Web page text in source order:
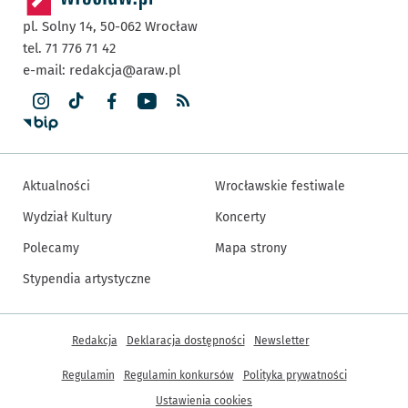
pl. Solny 14, 50-062 Wrocław
tel. 71 776 71 42
e-mail: redakcja@araw.pl
Aktualności
Wydział Kultury
Polecamy
Stypendia artystyczne
Wrocławskie festiwale
Koncerty
Mapa strony
Inne informacje
Redakcja Deklaracja dostępności Newsletter
Regulamin Regulamin konkursów
Polityka prywatności
Ustawienia cookies